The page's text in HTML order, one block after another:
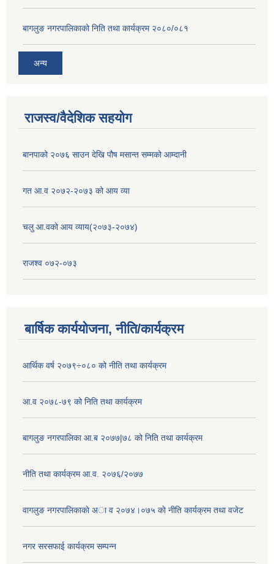
बागलुङ नगरपालिकाको निति तथा कार्यक्रम २०८०/०८१
अन्य
राजस्व/वैदेशिक सहयोग
बानपाको २०७६ साउन देखि पौष मसान्त सम्मको आम्दानी
गत आ.व २०७२-२०७३ को आय व्या
चलु आ.वको आय व्याय(२०७३-२०७४)
राजश्व ०७२-०७३
बार्षिक कार्ययोजना, नीति/कार्यक्रम
आर्थिक वर्ष २०७९÷०८० को नीति तथा कार्यक्रम
आ.व २०७८-७९ को निति तथा कार्यक्रम
बागलुङ नगरपालिका आ.ब २०७७|७८ को निति तथा कार्यक्रम
नीति तथा कार्यक्रम आ.व. २०७६/२०७७
वागलुङ नगरपालिकाकाे अा‍ व २०७४।०७५ काे नीति कार्यक्रम तथा वजेट
नगर सरसफाई कार्यक्रम सम्पन्न